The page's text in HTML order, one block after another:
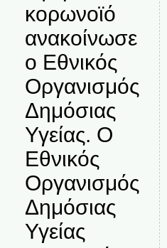
κορωνοϊό
ανακοίνωσε
ο Εθνικός
Οργανισμός
Δημόσιας
Υγείας. Ο
Εθνικός
Οργανισμός
Δημόσιας
Υγείας